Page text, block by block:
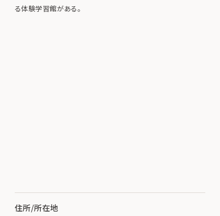
る体験学習館がある。
住所/所在地